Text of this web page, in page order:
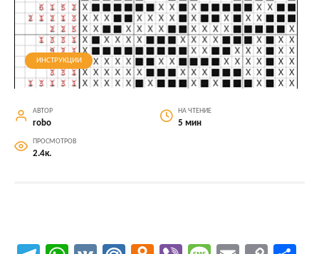
ИНСТРУКЦИИ
АВТОР
robo
НА ЧТЕНИЕ
5 мин
ПРОСМОТРОВ
2.4к.